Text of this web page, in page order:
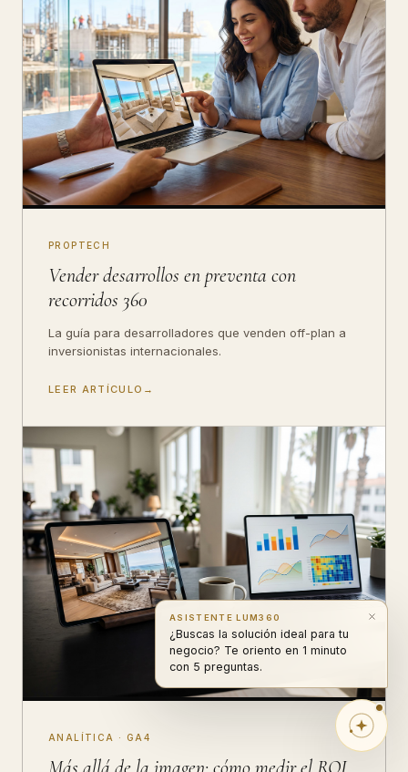
PROPTECH
Vender desarrollos en preventa con
recorridos 360
La guía para desarrolladores que venden off-plan a
inversionistas internacionales.
LEER ARTÍCULO
ANALÍTICA · GA4
ASISTENTE LUM360
¿Buscas la solución ideal para tu
negocio? Te oriento en 1 minuto
con 5 preguntas.